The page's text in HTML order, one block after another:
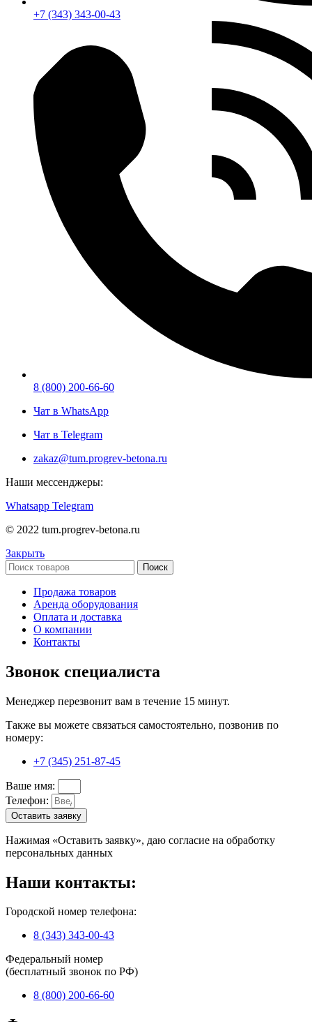
+7 (343) 343-00-43
8 (800) 200-66-60
Чат в WhatsApp
Чат в Telegram
zakaz@tum.progrev-betona.ru
Наши мессенджеры:
Whatsapp Telegram
© 2022 tum.progrev-betona.ru
Закрыть
Поиск
Продажа товаров
Аренда оборудования
Оплата и доставка
О компании
Контакты
Звонок специалиста
Менеджер перезвонит вам в течение 15 минут.
Также вы можете связаться самостоятельно, позвонив по
номеру:
+7 (345) 251-87-45
Ваше имя:
Телефон:
Оставить заявку
Нажимая «Оставить заявку», даю согласие на обработку
персональных данных
Наши контакты:
Городской номер телефона:
8 (343) 343-00-43
Федеральный номер
(бесплатный звонок по РФ)
8 (800) 200-66-60